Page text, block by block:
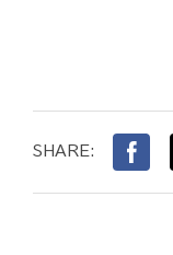
SHARE: